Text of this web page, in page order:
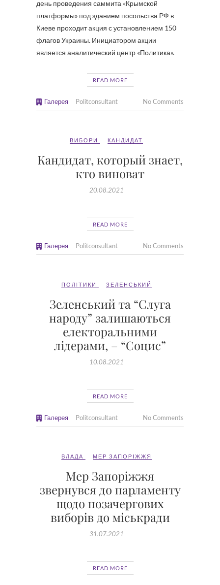
день проведения саммита «Крымской
платформы» под зданием посольства РФ в
Киеве проходит акция с установлением 150
флагов Украины. Инициатором акции
является аналитический центр «Политика».
READ MORE
Галерея Politconsultant No Comments
ВИБОРИ КАНДИДАТ
Кандидат, который знает,
кто виноват
20.08.2021
READ MORE
Галерея Politconsultant No Comments
ПОЛІТИКИ ЗЕЛЕНСЬКИЙ
Зеленський та “Слуга
народу” залишаються
електоральними
лідерами, – “Социс”
10.08.2021
READ MORE
Галерея Politconsultant No Comments
ВЛАДА МЕР ЗАПОРІЖЖЯ
Мер Запоріжжя
звернувся до парламенту
щодо позачергових
виборів до міськради
31.07.2021
READ MORE